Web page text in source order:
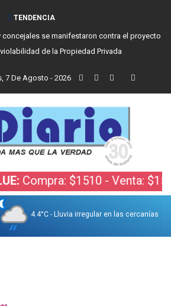
TENDENCIA
se manifestaron contra el proyecto
de la Propiedad Privada
7 De Agosto - 2026
Compra: $1510 - Venta: $1530 |
4.4°C - Lluvia irregular en las cercanías